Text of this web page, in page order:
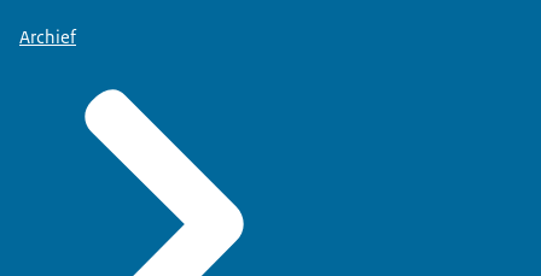
Archief